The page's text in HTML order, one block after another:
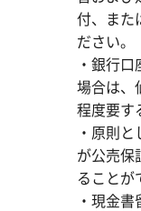
付、また
ださい。
・銀行
場合は、
程度要す
・原則
が公売保
ることが
・現金